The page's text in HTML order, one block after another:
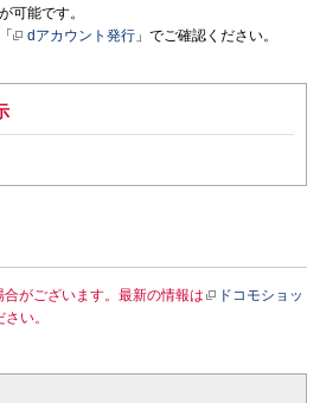
可能です。
dアカウント発行 」でご確認ください。
がございます。最新の情報は
ドコモショッ
い。